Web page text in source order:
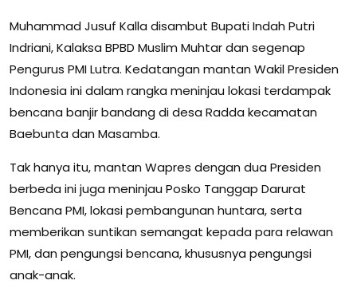
Muhammad Jusuf Kalla disambut Bupati Indah Putri
Indriani, Kalaksa BPBD Muslim Muhtar dan segenap
Pengurus PMI Lutra. Kedatangan mantan Wakil Presiden
Indonesia ini dalam rangka meninjau lokasi terdampak
bencana banjir bandang di desa Radda kecamatan
Baebunta dan Masamba.
Tak hanya itu, mantan Wapres dengan dua Presiden
berbeda ini juga meninjau Posko Tanggap Darurat
Bencana PMI, lokasi pembangunan huntara, serta
memberikan suntikan semangat kepada para relawan
PMI, dan pengungsi bencana, khususnya pengungsi
anak-anak.